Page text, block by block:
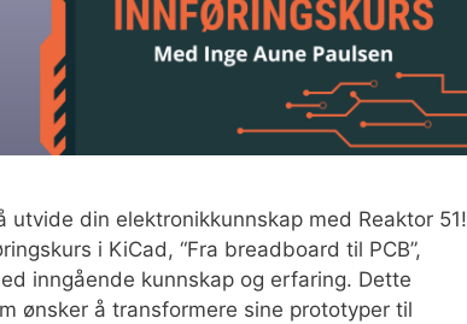
din elektronikkunnskap med Reaktor 51!
i KiCad, “Fra breadboard til PCB”,
inngående kunnskap og erfaring. Dette
ønsker å transformere sine prototyper til